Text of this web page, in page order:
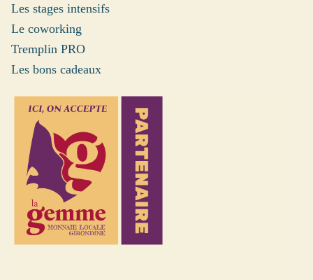
Les stages intensifs
Le coworking
Tremplin PRO
Les bons cadeaux